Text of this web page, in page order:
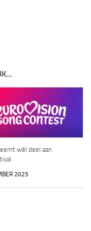
wél deel aan
2025